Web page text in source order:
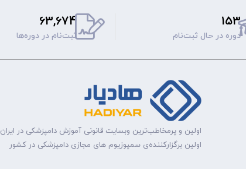
153
دوره‌ در حال ثبت‌نام
63,674
ثبت‌نام‌ در دوره‌ها
اولین و پرمخاطب‌ترین وبسایت قانونی آموزش دامپزشکی در ایران
اولین برگزارکننده‌ی سمپوزیوم های مجازی دامپزشکی در کشور